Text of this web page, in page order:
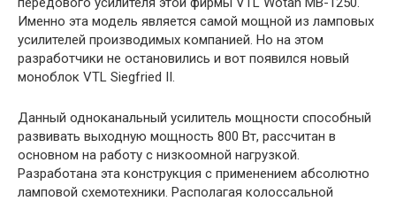
Именно эта модель является самой мощной из ламповых
усилителей производимых компанией. Но на этом
разработчики не остановились и вот появился новый
моноблок VTL Siegfried II.
Данный одноканальный усилитель мощности способный
развивать выходную мощность 800 Вт, рассчитан в
основном на работу с низкоомной нагрузкой.
Разработана эта конструкция с применением абсолютно
ламповой схемотехники. Располагая колоссальной